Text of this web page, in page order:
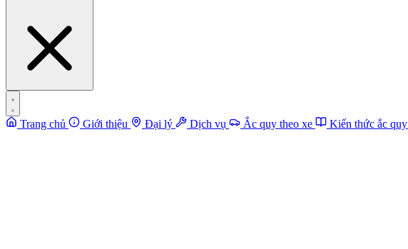
Trang chủ Giới thiệu Đại lý Dịch vụ Ắc quy theo xe Kiến thức ắc quy